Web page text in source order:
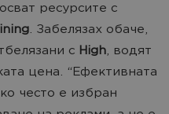
ресурсите с
. Забелязах обаче,
с High, водят
цена. “Ефективната
често е избран